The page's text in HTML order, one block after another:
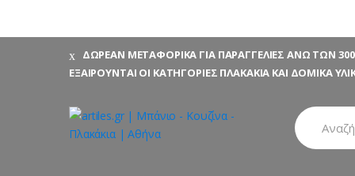
ΔΩΡΕΑΝ ΜΕΤΑΦΟΡΙΚΑ ΓΙΑ ΠΑΡΑΓΓΕΛΙΕΣ ΑΝΩ ΤΩΝ
ΕΞΑΙΡΟΥΝΤΑΙ ΟΙ ΚΑΤΗΓΟΡΙΕΣ ΠΛΑΚΑΚΙΑ ΚΑΙ ΔΟΜΙΚΑ
Search
for: